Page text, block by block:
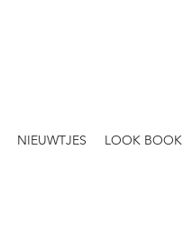
NIEUWTJES LOOK BOOK